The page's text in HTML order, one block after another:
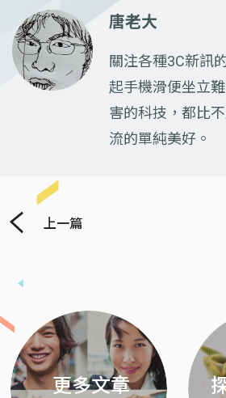
唐老大
關注各種3C新訊
起手機滑便坐立
害的科技，都比
流的單純美好。
上一篇
更多文章